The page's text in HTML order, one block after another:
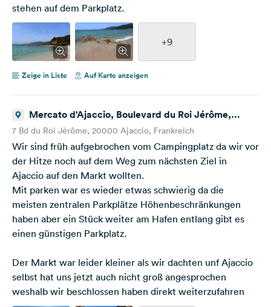
stehen auf dem Parkplatz.
+9
Zeige in Liste Auf Karte anzeigen
Mercato d'Ajaccio, Boulevard du Roi Jérôme,
Ajaccio, Frankreich
7 Bd du Roi Jérôme, 20000 Ajaccio, Frankreich
Wir sind früh aufgebrochen vom Campingplatz da wir vor
der Hitze noch auf dem Weg zum nächsten Ziel in
Ajaccio auf den Markt wollten.
Mit parken war es wieder etwas schwierig da die
meisten zentralen Parkplätze Höhenbeschränkungen
haben aber ein Stück weiter am Hafen entlang gibt es
einen günstigen Parkplatz.
Der Markt war leider kleiner als wir dachten unf Ajaccio
selbst hat uns jetzt auch nicht groß angesprochen
weshalb wir beschlossen haben direkt weiterzufahren